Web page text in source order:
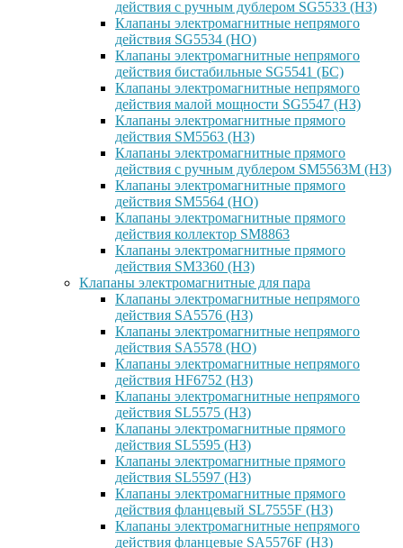
действия с ручным дублером SG5533 (НЗ)
Клапаны электромагнитные непрямого
действия SG5534 (НО)
Клапаны электромагнитные непрямого
действия бистабильные SG5541 (БС)
Клапаны электромагнитные непрямого
действия малой мощности SG5547 (НЗ)
Клапаны электромагнитные прямого
действия SM5563 (НЗ)
Клапаны электромагнитные прямого
действия с ручным дублером SM5563M (НЗ)
Клапаны электромагнитные прямого
действия SM5564 (НО)
Клапаны электромагнитные прямого
дейcтвия коллектор SM8863
Клапаны электромагнитные прямого
действия SM3360 (НЗ)
Клапаны электромагнитные для пара
Клапаны электромагнитные непрямого
действия SA5576 (НЗ)
Клапаны электромагнитные непрямого
действия SA5578 (НО)
Клапаны электромагнитные непрямого
действия HF6752 (НЗ)
Клапаны электромагнитные непрямого
действия SL5575 (НЗ)
Клапаны электромагнитные прямого
действия SL5595 (НЗ)
Клапаны электромагнитные прямого
действия SL5597 (НЗ)
Клапаны электромагнитные прямого
действия фланцевый SL7555F (НЗ)
Клапаны электромагнитные непрямого
действия фланцевые SA5576F (НЗ)